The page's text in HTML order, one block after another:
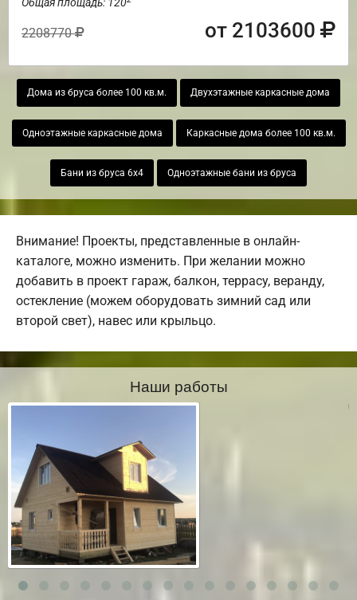
2208770 от 2103600
Дома из бруса более 100 кв.м. Двухэтажные каркасные дома
Одноэтажные каркасные дома Каркасные дома более 100 кв.м.
Бани из бруса 6х4 Одноэтажные бани из бруса
Внимание! Проекты, представленные в онлайн-
каталоге, можно изменить. При желании можно
добавить в проект гараж, балкон, террасу, веранду,
остекление (можем оборудовать зимний сад или
второй свет), навес или крыльцо.
Наши работы